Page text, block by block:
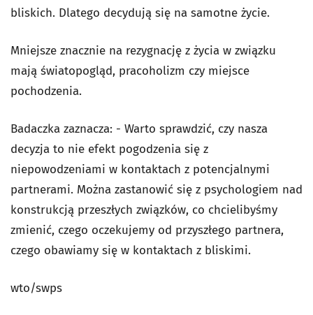
bliskich. Dlatego decydują się na samotne życie.
Mniejsze znacznie na rezygnację z życia w związku
mają światopogląd, pracoholizm czy miejsce
pochodzenia.
Badaczka zaznacza: - Warto sprawdzić, czy nasza
decyzja to nie efekt pogodzenia się z
niepowodzeniami w kontaktach z potencjalnymi
partnerami. Można zastanowić się z psychologiem nad
konstrukcją przeszłych związków, co chcielibyśmy
zmienić, czego oczekujemy od przyszłego partnera,
czego obawiamy się w kontaktach z bliskimi.
wto/swps